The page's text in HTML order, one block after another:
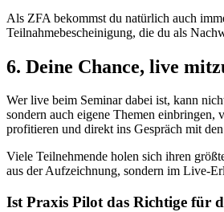
Als ZFA bekommst du natürlich auch
Teilnahmebescheinigung, die du als
6. Deine Chance, live
Wer live beim Seminar dabei ist, kann
sondern auch eigene Themen einbringen,
profitieren und direkt ins Gespräch mit
Viele Teilnehmende holen sich ihren
aus der Aufzeichnung, sondern im Live-
Ist Praxis Pilot das Richtige für